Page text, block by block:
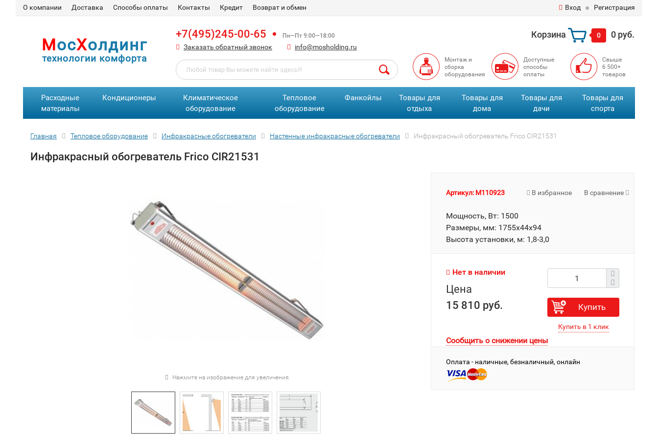
О компании Доставка Способы оплаты Контакты Кредит Возврат и обмен Вход Регистрация
МосХолдинг
технологии комфорта
+7(495)245-00-65 Пн—Пт 9:00—18:00
Заказать обратный звонок info@mosholding.ru
Корзина 0 0 руб.
Монтаж и
сборка
оборудования
Доступные
способы
оплаты
Свыше
6 500+
товаров
Расходные
материалы
Кондиционеры
Климатическое
оборудование
Тепловое
оборудование
Фанкойлы
Товары для
отдыха
Товары для
дома
Товары для
дачи
Товары для
спорта
Главная Тепловое оборудование Инфракрасные обогреватели Настенные инфракрасные обогреватели Инфракрасный обогреватель Frico CIR21531
Инфракрасный обогреватель Frico CIR21531
Нажмите на изображение для увеличения
В избранное В сравнение
Артикул: M110923
Мощность, Вт: 1500
Размеры, мм: 1755х44х94
Высота установки, м: 1,8-3,0
Нет в наличии
Цена
15 810 руб.
Купить
Сообщить о снижении цены
Оплата - наличные, безналичный, онлайн